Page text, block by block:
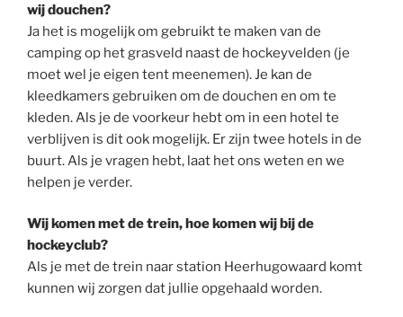
wij douchen?
Ja het is mogelijk om gebruikt te maken van de
camping op het grasveld naast de hockeyvelden (je
moet wel je eigen tent meenemen). Je kan de
kleedkamers gebruiken om de douchen en om te
kleden. Als je de voorkeur hebt om in een hotel te
verblijven is dit ook mogelijk. Er zijn twee hotels in de
buurt. Als je vragen hebt, laat het ons weten en we
helpen je verder.
Wij komen met de trein, hoe komen wij bij de
hockeyclub?
Als je met de trein naar station Heerhugowaard komt
kunnen wij zorgen dat jullie opgehaald worden.